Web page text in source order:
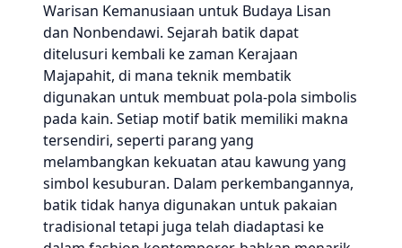
Warisan Kemanusiaan untuk Budaya Lisan
dan Nonbendawi. Sejarah batik dapat
ditelusuri kembali ke zaman Kerajaan
Majapahit, di mana teknik membatik
digunakan untuk membuat pola-pola simbolis
pada kain. Setiap motif batik memiliki makna
tersendiri, seperti parang yang
melambangkan kekuatan atau kawung yang
simbol kesuburan. Dalam perkembangannya,
batik tidak hanya digunakan untuk pakaian
tradisional tetapi juga telah diadaptasi ke